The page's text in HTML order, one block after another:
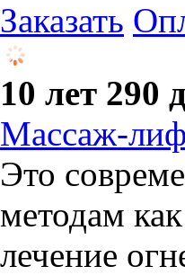
Заказать
10 лет 290
Массаж-
Это
методам
лечение